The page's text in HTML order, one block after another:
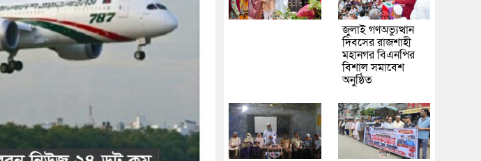
জুলাই গণঅভ্যুত্থান
দিবসের রাজশাহী
মহানগর বিএনপির
বিশাল সমাবেশ
অনুষ্ঠিত